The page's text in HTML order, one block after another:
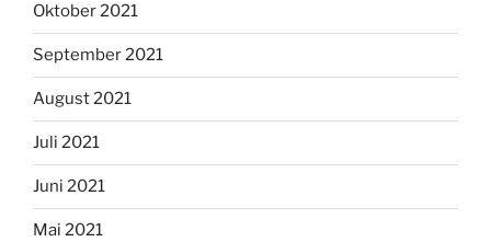
Oktober 2021
September 2021
August 2021
Juli 2021
Juni 2021
Mai 2021